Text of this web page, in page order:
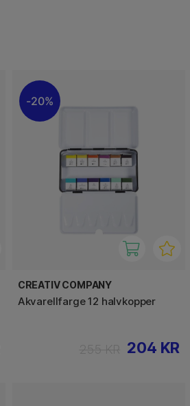
20%
CREATIV COMPANY
Akvarellfarge 12 halvkopper
204 KR